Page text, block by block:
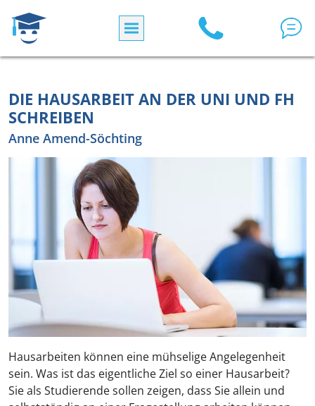
DIE HAUSARBEIT AN DER UNI UND FH
SCHREIBEN
Anne Amend-Söchting
Hausarbeiten können eine mühselige Angelegenheit
sein. Was ist das eigentliche Ziel so einer Hausarbeit?
Sie als Studierende sollen zeigen, dass Sie allein und